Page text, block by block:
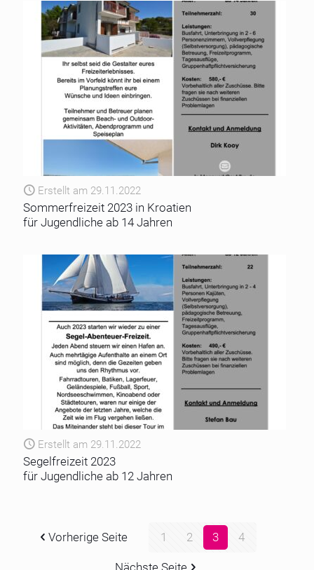
Erstellt am 29.11.2022
Sommerfreizeit 2023 in Kroatien
für Jugendliche ab 14 Jahren
Erstellt am 29.11.2022
Segelfreizeit 2023
für Jugendliche ab 12 Jahren
Vorherige Seite 1 2 3 4